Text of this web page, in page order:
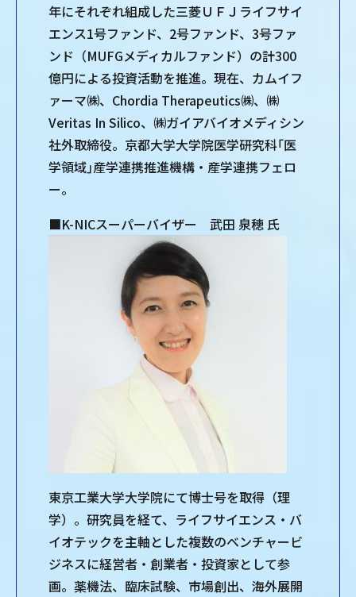
年にそれぞれ組成した三菱ＵＦＪライフサイ
エンス1号ファンド、2号ファンド、3号ファ
ンド（MUFGメディカルファンド）の計300
億円による投資活動を推進。現在、カムイフ
ァーマ㈱、Chordia Therapeutics㈱、㈱
Veritas In Silico、㈱ガイアバイオメディシン
社外取締役。京都大学大学院医学研究科｢医
学領域｣産学連携推進機構・産学連携フェロ
ー。
■K-NICスーパーバイザー 武田 泉穂 氏
東京工業大学大学院にて博士号を取得（理
学）。研究員を経て、ライフサイエンス・バ
イオテックを主軸とした複数のベンチャービ
ジネスに経営者・創業者・投資家として参
画。薬機法、臨床試験、市場創出、海外展開